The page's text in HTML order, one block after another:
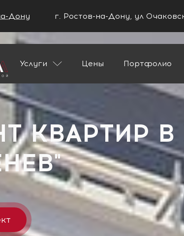
Дону г. Ростов-на-Дону, ул
Услуги
Цены Портфолио
КВАРТИР